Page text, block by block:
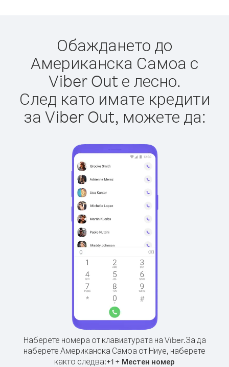
Обаждането до
Американска Самоа с
Viber Out е лесно.
След като имате кредити
за Viber Out, можете да:
Наберете номера от клавиатурата на Viber.За да
наберете Американска Самоа от Ниуе, наберете
както следва:+1 + Местен номер